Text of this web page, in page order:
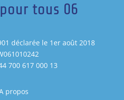
tous 06
déclarée le 1er août 2018
700 617 000 13
propos